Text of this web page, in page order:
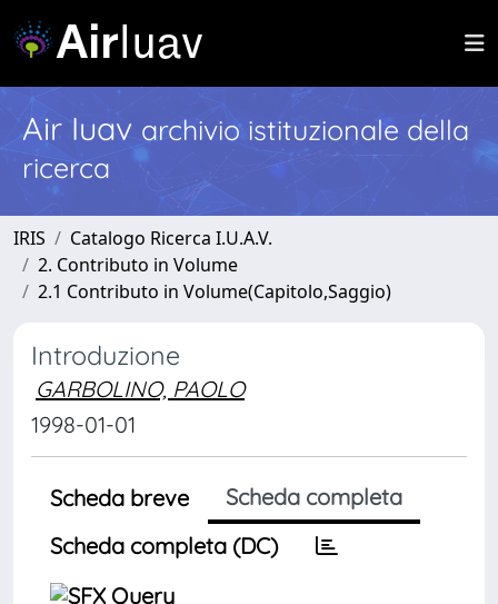
Air Iuav archivio istituzionale della
ricerca
IRIS
Catalogo Ricerca I.U.A.V.
2. Contributo in Volume
2.1 Contributo in Volume(Capitolo,Saggio)
Introduzione
GARBOLINO, PAOLO
1998-01-01
Scheda breve
Scheda completa
Scheda completa (DC)